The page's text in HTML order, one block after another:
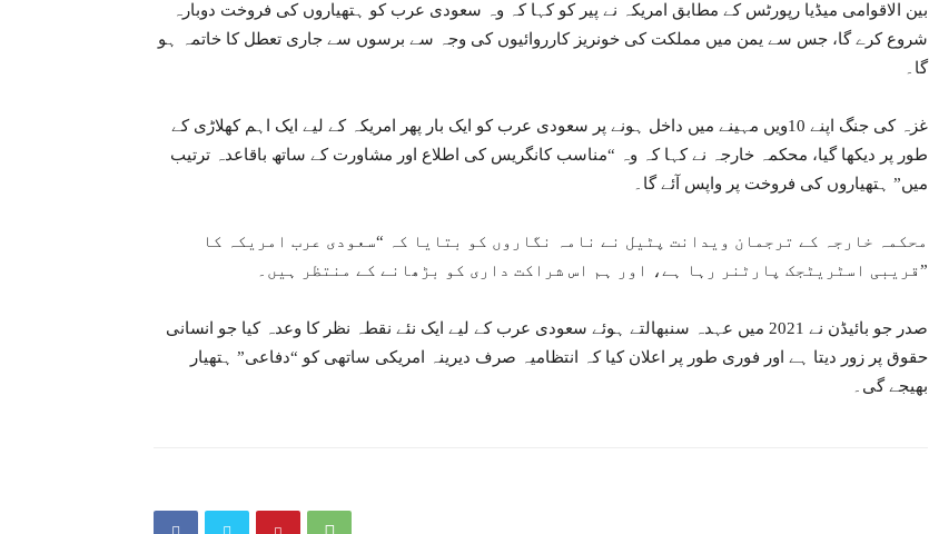
بین الاقوامی میڈیا رپورٹس کے مطابق امریکہ نے پیر کو کہا کہ وہ سعودی عرب کو ہتھیاروں کی فروخت دوبارہ
شروع کرے گا، جس سے یمن میں مملکت کی خونریز کارروائیوں کی وجہ سے برسوں سے جاری تعطل کا خاتمہ ہو
گا۔
غزہ کی جنگ اپنے 10ویں مہینے میں داخل ہونے پر سعودی عرب کو ایک بار پھر امریکہ کے لیے ایک اہم کھلاڑی کے
طور پر دیکھا گیا، محکمہ خارجہ نے کہا کہ وہ “مناسب کانگریس کی اطلاع اور مشاورت کے ساتھ باقاعدہ ترتیب
میں” ہتھیاروں کی فروخت پر واپس آئے گا۔
محکمہ خارجہ کے ترجمان ویدانت پٹیل نے نامہ نگاروں کو بتایا کہ “سعودی عرب امریکہ کا
قریبی اسٹریٹجک پارٹنر رہا ہے، اور ہم اس شراکت داری کو بڑھانے کے منتظر ہیں۔”
صدر جو بائیڈن نے 2021 میں عہدہ سنبھالتے ہوئے سعودی عرب کے لیے ایک نئے نقطہ نظر کا وعدہ کیا جو انسانی
حقوق پر زور دیتا ہے اور فوری طور پر اعلان کیا کہ انتظامیہ صرف دیرینہ امریکی ساتھی کو “دفاعی” ہتھیار
بھیجے گی۔